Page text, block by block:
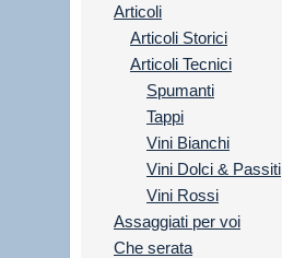
Articoli
Articoli Storici
Articoli Tecnici
Spumanti
Tappi
Vini Bianchi
Vini Dolci & Passiti
Vini Rossi
Assaggiati per voi
Che serata